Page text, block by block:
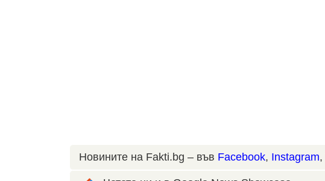
Новините на Fakti.bg – във Facebook, Instagram,